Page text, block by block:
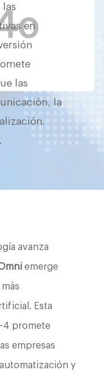
en
las
la
avanza
emerge
Esta
4 promete
empresas
y